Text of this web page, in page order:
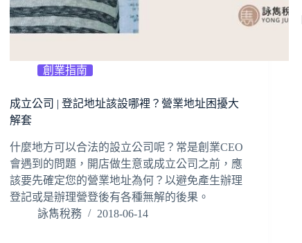
創業指南
成立公司 | 登記地址該設哪裡？營業地址困擾大
解套
什麼地方可以合法的設立公司呢？常是創業CEO
會遇到的問題，開店做生意或成立公司之前，應
該要先確定您的營業地址為何？以避免產生辦理
登記或是辦理營登後有各種無解的後果。
詠雋稅務
2018-06-14